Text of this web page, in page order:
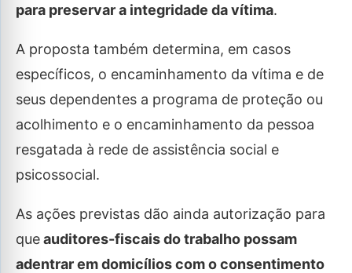
para preservar a integridade da vítima.
A proposta também determina, em casos
específicos, o encaminhamento da vítima e de
seus dependentes a programa de proteção ou
acolhimento e o encaminhamento da pessoa
resgatada à rede de assistência social e
psicossocial.
As ações previstas dão ainda autorização para
queauditores-fiscais do trabalho possam
adentrar em domicílios com o consentimento